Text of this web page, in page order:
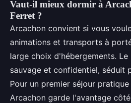
Vaut-il mieux dormir à
Ferret ?
Arcachon convient si vous
animations et transports à
large choix d'hébergements. Le
sauvage et confidentiel, séduit
Pour un premier séjour pratique
Arcachon garde l'avantage